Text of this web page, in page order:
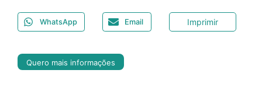
WhatsApp Email Imprimir
Quero mais informações